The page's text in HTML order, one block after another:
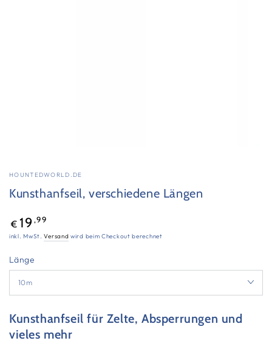
HOUNTEDWORLD.DE
Kunsthanfseil, verschiedene Längen
Regulärer
Preis
€ 19 ,99
inkl. MwSt.Versand wird beim Checkout berechnet
Länge
Kunsthanfseil für Zelte, Absperrungen und
vieles mehr